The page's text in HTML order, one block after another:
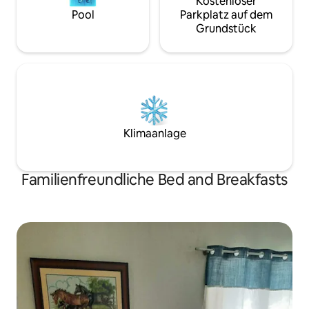
Pool
Parkplatz auf dem
Grundstück
Klimaanlage
Familienfreundliche Bed and Breakfasts